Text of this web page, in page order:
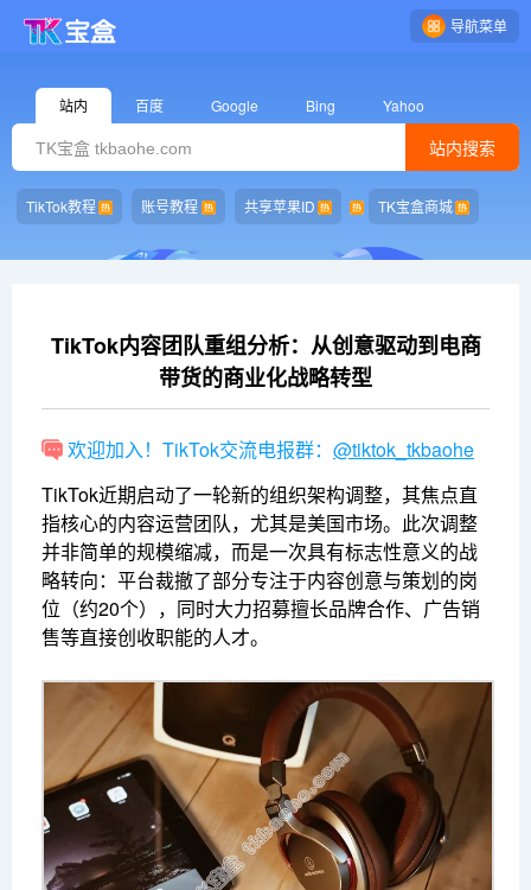
导航菜单
站内 百度 Google Bing Yahoo
站内搜索
TikTok教程 账号教程 共享苹果ID TK宝盒商城
TikTok内容团队重组分析：从创意驱动到电商
带货的商业化战略转型
欢迎加入！TikTok交流电报群： @tiktok_tkbaohe
TikTok近期启动了一轮新的组织架构调整，其焦点直
指核心的内容运营团队，尤其是美国市场。此次调整
并非简单的规模缩减，而是一次具有标志性意义的战
略转向：平台裁撤了部分专注于内容创意与策划的岗
位（约20个），同时大力招募擅长品牌合作、广告销
售等直接创收职能的人才。